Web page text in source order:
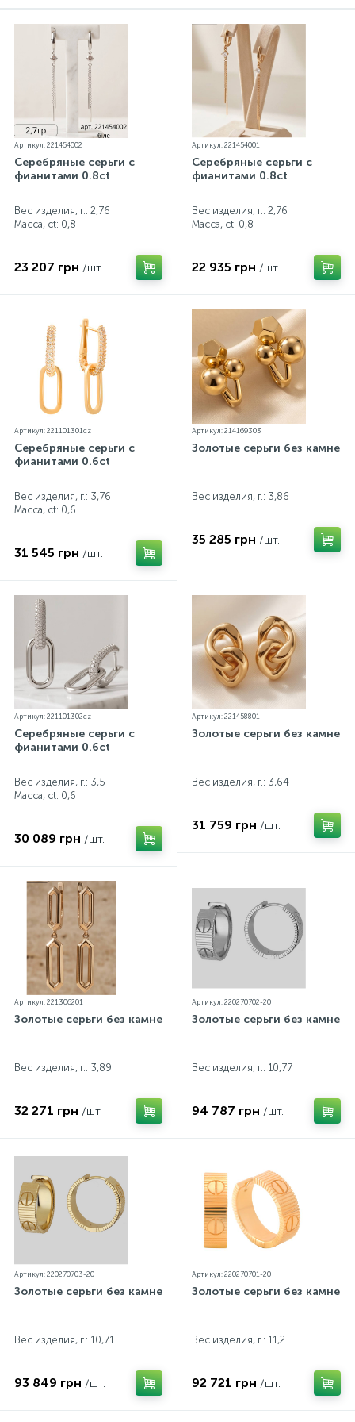
Артикул: 221454002
Серебряные серьги с
фианитами 0.8ct
Вес изделия, г.: 2,76
Масса, ct: 0,8
23 207 грн /шт.
Артикул: 221454001
Серебряные серьги с
фианитами 0.8ct
Вес изделия, г.: 2,76
Масса, ct: 0,8
22 935 грн /шт.
Артикул: 221101301cz
Серебряные серьги с
фианитами 0.6ct
Вес изделия, г.: 3,76
Масса, ct: 0,6
31 545 грн /шт.
Артикул: 214169303
Золотые серьги без камней
Вес изделия, г.: 3,86
35 285 грн /шт.
Артикул: 221101302cz
Серебряные серьги с
фианитами 0.6ct
Вес изделия, г.: 3,5
Масса, ct: 0,6
30 089 грн /шт.
Артикул: 221458801
Золотые серьги без камней
Вес изделия, г.: 3,64
31 759 грн /шт.
Артикул: 221306201
Золотые серьги без камней
Вес изделия, г.: 3,89
32 271 грн /шт.
Артикул: 220270702-20
Золотые серьги без камней
Вес изделия, г.: 10,77
94 787 грн /шт.
Артикул: 220270703-20
Золотые серьги без камней
Вес изделия, г.: 10,71
93 849 грн /шт.
Артикул: 220270701-20
Золотые серьги без камней
Вес изделия, г.: 11,2
92 721 грн /шт.
Контакты
Оплата и доставка
Серебряные колье
Серебряные цепочки
Серебряные аксессуары
Серебряные сувениры